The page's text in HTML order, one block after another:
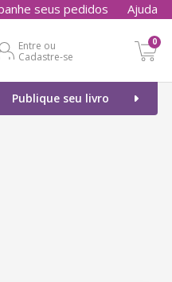
seus pedidos Ajuda
Entre ou
Cadastre-se
0
Publique seu livro